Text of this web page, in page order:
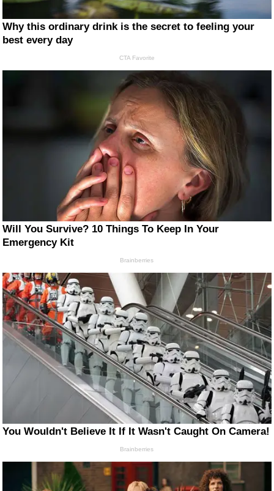
Why this ordinary drink is the secret to feeling your
best every day
CTA Favorite
Will You Survive? 10 Things To Keep In Your
Emergency Kit
Brainberries
You Wouldn't Believe It If It Wasn't Caught On Camera!
Brainberries